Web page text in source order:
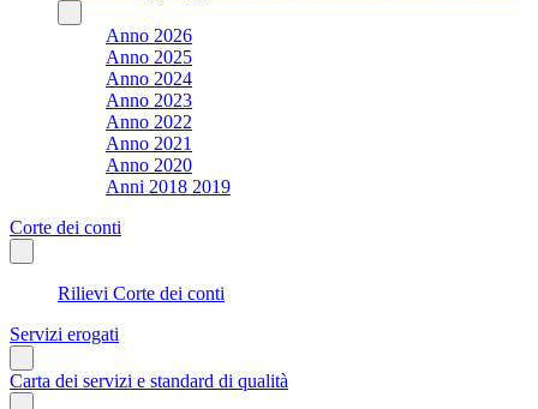
Anno 2026
Anno 2025
Anno 2024
Anno 2023
Anno 2022
Anno 2021
Anno 2020
Anni 2018 2019
Corte dei conti
Rilievi Corte dei conti
Servizi erogati
Carta dei servizi e standard di qualità